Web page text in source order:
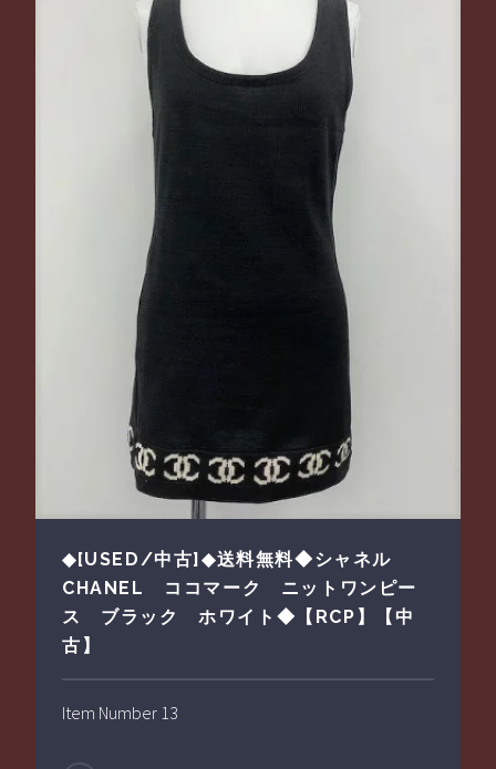
◆[USED/中古]◆送料無料◆シャネル
CHANEL ココマーク ニットワンピー
ス ブラック ホワイト◆【RCP】【中
古】
Item Number 13